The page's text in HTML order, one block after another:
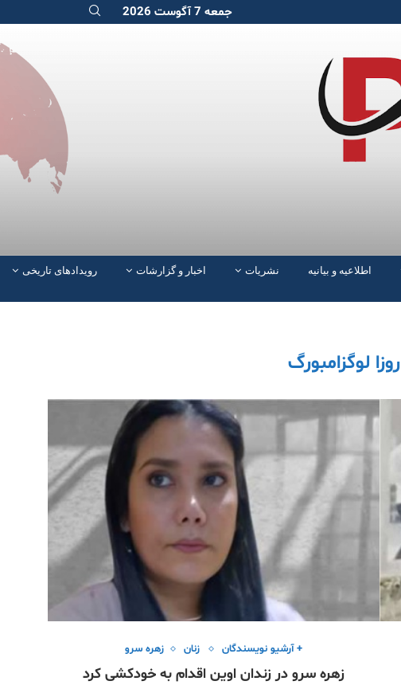
جمعه 7 آگوست 2026
اطلاعیه و بیانیه نشریات اخبار و گزارشات رویدادهای تاریخی
روزا لوگزامبورگ
+ آرشیو نویسندگان زنان زهره سرو
زهره سرو در زندان اوین اقدام به خودکشی کرد